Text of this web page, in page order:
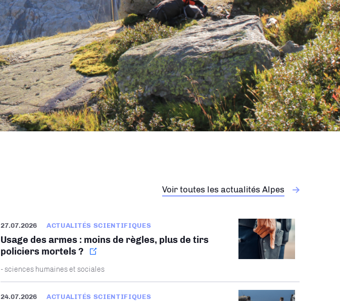
Voir toutes les actualités Alpes
27.07.2026 ACTUALITÉS SCIENTIFIQUES
Usage des armes : moins de règles, plus de tirs
policiers mortels ?
- sciences humaines et sociales
24.07.2026 ACTUALITÉS SCIENTIFIQUES